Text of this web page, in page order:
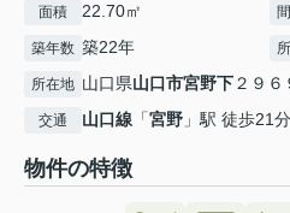
面積 22.70㎡
築年数 築22年
所在地 山口県山口市宮野下２９６
交通 山口線 「宮野 」駅 徒歩21分
物件の特徴